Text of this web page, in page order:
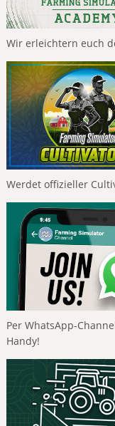
Wir erleichtern euch
Werdet offizieller
Per WhatsApp-
Handy!